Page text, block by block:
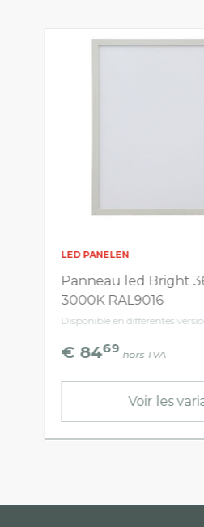
LED PANELEN
Panneau led Bright
3000K RAL9016
Disponible en différentes
€ 8469 hors TVA
Voir les